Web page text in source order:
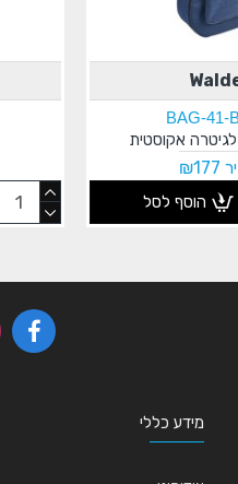
BAG-41-
אקוסטית
הוסף לסל
מידע כללי